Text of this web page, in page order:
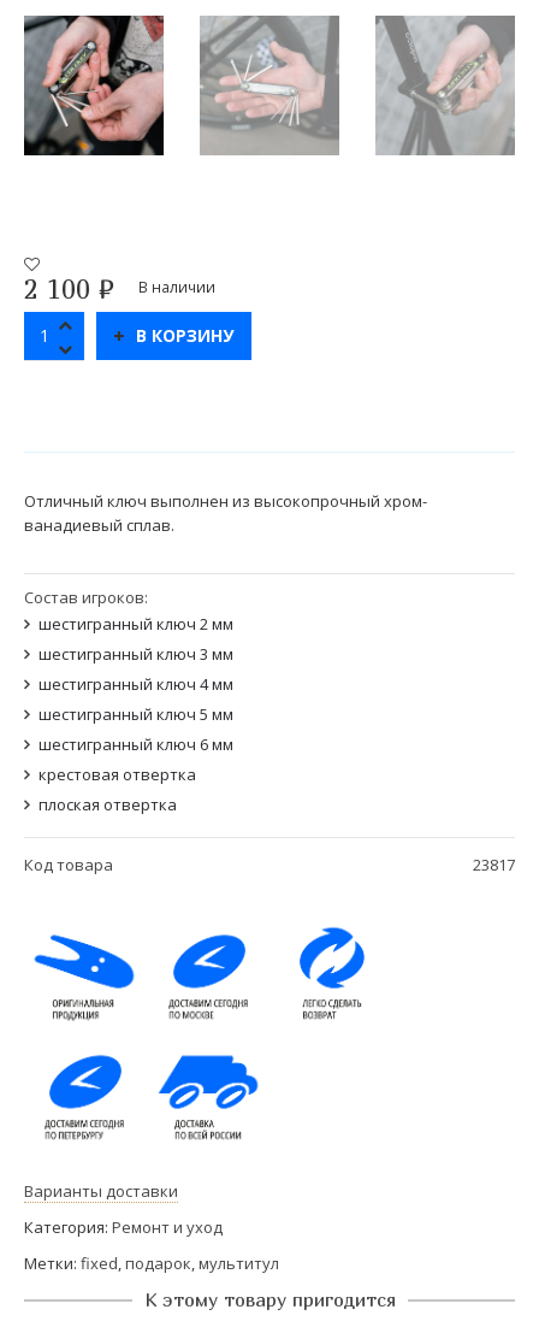
2 100 ₽ В наличии
В КОРЗИНУ
Отличный ключ выполнен из высокопрочный хром-
ванадиевый сплав.
Состав игроков:
шестигранный ключ 2 мм
шестигранный ключ 3 мм
шестигранный ключ 4 мм
шестигранный ключ 5 мм
шестигранный ключ 6 мм
крестовая отвертка
плоская отвертка
Код товара 23817
Варианты доставки
Категория: Ремонт и уход
Метки: fixed,подарок,мультитул
К этому товару пригодится